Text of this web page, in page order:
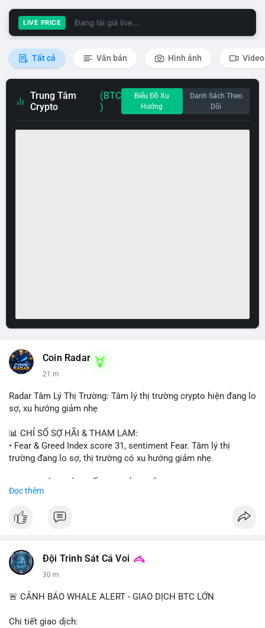
LIVE PRICE Đang tải giá live...
Tất cả Văn bản Hình ảnh Video
Trung Tâm
Crypto
(BTC
)
Biểu Đồ Xu
Hướng
Danh Sách Theo
Dõi
Coin Radar
21 m
Radar Tâm Lý Thị Trường: Tâm lý thị trường crypto hiện đang lo
sợ, xu hướng giảm nhẹ
📊 CHỈ SỐ SỢ HÃI & THAM LAM:
• Fear & Greed Index score 31, sentiment Fear. Tâm lý thị
trường đang lo sợ, thị trường có xu hướng giảm nhẹ.
• CoinGecko trending coins: Tutorial, Pudgy Penguins, IoTeX,
• LunarCrush trending topics: Ethereum, Solana, Dogecoin,
crypto interest.
• Telegram CoinTelegraph: xAI release, Cloudflare Kitesurf, EU
• Binance announcements: Apple/IBM dividend via bStocks,
Đọc thêm
Đội Trinh Sát Cá Voi
30 m
🚨 CẢNH BÁO WHALE ALERT - GIAO DỊCH BTC LỚN
Chi tiết giao dịch: